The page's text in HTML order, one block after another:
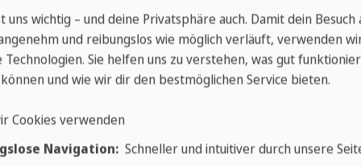
Sie Ihre
noch heute - es
Ihre Traumreise Wirklichkeit werden zu
Sie sich für Ihre Reise inspirieren und
uns wichtig – und deine Privatsphäre auch. Damit dein
und reibungslos wie möglich verläuft, verwenden
Technologien. Sie helfen uns zu verstehen, was gut
und wie wir dir den bestmöglichen Service bieten.
Cookies verwenden
Navigation:Schneller und intuitiver durch unsere